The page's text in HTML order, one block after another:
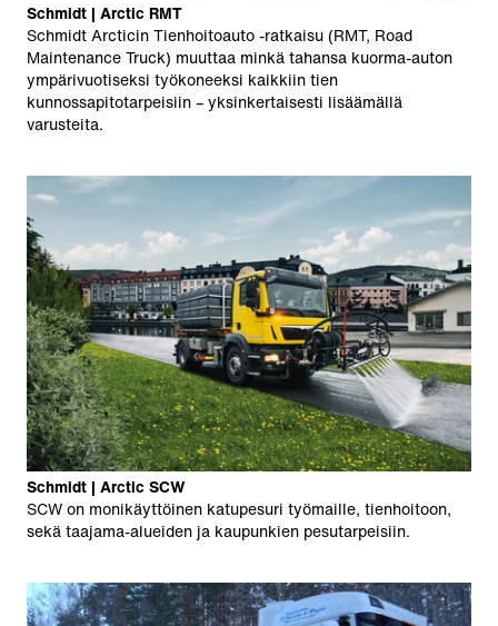
Schmidt | Arctic RMT
Schmidt Arcticin Tienhoitoauto -ratkaisu (RMT, Road
Maintenance Truck) muuttaa minkä tahansa kuorma-auton
ympärivuotiseksi työkoneeksi kaikkiin tien
kunnossapitotarpeisiin – yksinkertaisesti lisäämällä
varusteita.
Schmidt | Arctic SCW
SCW on monikäyttöinen katupesuri työmaille, tienhoitoon,
sekä taajama-alueiden ja kaupunkien pesutarpeisiin.